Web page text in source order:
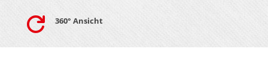
 360° Ansicht